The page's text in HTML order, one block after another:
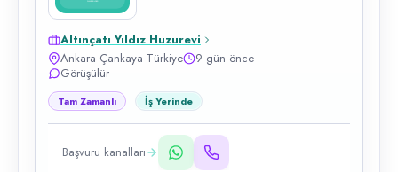
Altınçatı Yıldız Huzurevi
Ankara Çankaya Türkiye
9 gün önce
Görüşülür
Tam Zamanlı İş Yerinde
Başvuru kanalları